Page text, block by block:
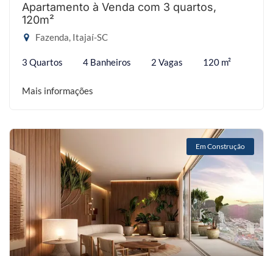
Apartamento à Venda com 3 quartos,
120m²
Fazenda, Itajaí-SC
3 Quartos 4 Banheiros 2 Vagas 120 m²
Mais informações
Em Construção